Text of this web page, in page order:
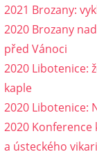
2021 Brozany:
2020 Brozany
před Vánoci
2020 Libotenice:
kaple
2020 Libotenice:
2020
a ústeckého